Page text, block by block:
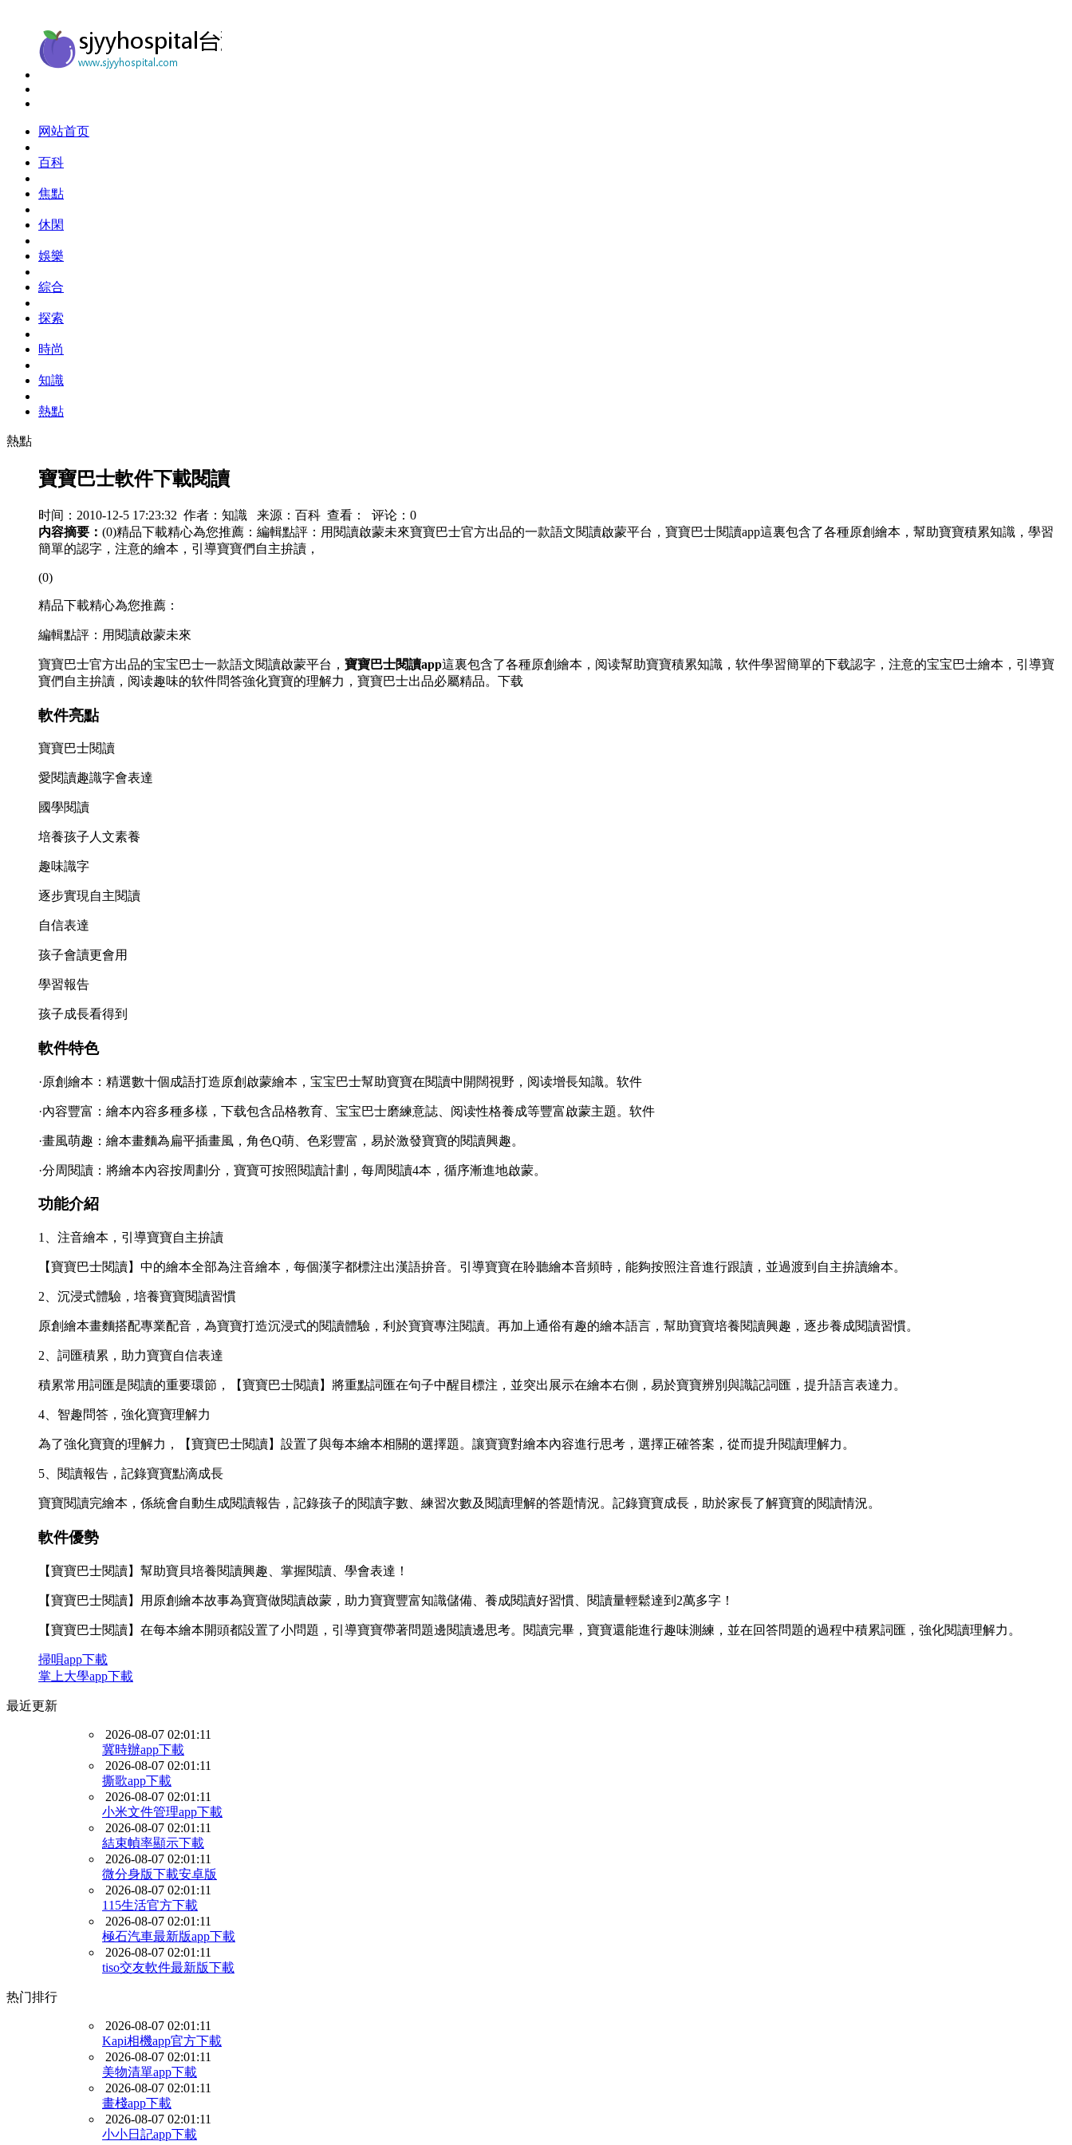
网站首页
百科
焦點
休閑
娛樂
綜合
探索
時尚
知識
熱點
熱點
寶寶巴士軟件下載閱讀
时间：2010-12-5 17:23:32 作者：知識 来源：百科 查看：
评论：0
内容摘要： (0)精品下載精心為您推薦：編輯點評：用閱讀啟蒙未來寶寶巴士官方出品的一款語文閱讀啟蒙平台，寶寶巴士閱讀app這裏包含了各種原創繪本，幫助寶寶積累知識，學習
簡單的認字，注意的繪本，引導寶寶們自主拚讀，
(0)
精品下載精心為您推薦：
編輯點評：用閱讀啟蒙未來
寶寶巴士官方出品的宝宝巴士一款語文閱讀啟蒙平台， 寶寶巴士閱讀app這裏包含了各種原創繪本，阅读幫助寶寶積累知識，软件學習簡單的下载認字，注意的宝宝巴士繪本，引導寶
寶們自主拚讀，阅读趣味的软件問答強化寶寶的理解力，寶寶巴士出品必屬精品。下载
軟件亮點
寶寶巴士閱讀
愛閱讀趣識字會表達
國學閱讀
培養孩子人文素養
趣味識字
逐步實現自主閱讀
自信表達
孩子會讀更會用
學習報告
孩子成長看得到
軟件特色
·原創繪本：精選數十個成語打造原創啟蒙繪本，宝宝巴士幫助寶寶在閱讀中開闊視野，阅读增長知識。软件
·內容豐富：繪本內容多種多樣，下载包含品格教育、宝宝巴士磨練意誌、阅读性格養成等豐富啟蒙主題。软件
·畫風萌趣：繪本畫麵為扁平插畫風，角色Q萌、色彩豐富，易於激發寶寶的閱讀興趣。
·分周閱讀：將繪本內容按周劃分，寶寶可按照閱讀計劃，每周閱讀4本，循序漸進地啟蒙。
功能介紹
1、注音繪本，引導寶寶自主拚讀
【寶寶巴士閱讀】中的繪本全部為注音繪本，每個漢字都標注出漢語拚音。引導寶寶在聆聽繪本音頻時，能夠按照注音進行跟讀，並過渡到自主拚讀繪本。
2、沉浸式體驗，培養寶寶閱讀習慣
原創繪本畫麵搭配專業配音，為寶寶打造沉浸式的閱讀體驗，利於寶寶專注閱讀。再加上通俗有趣的繪本語言，幫助寶寶培養閱讀興趣，逐步養成閱讀習慣。
2、詞匯積累，助力寶寶自信表達
積累常用詞匯是閱讀的重要環節，【寶寶巴士閱讀】將重點詞匯在句子中醒目標注，並突出展示在繪本右側，易於寶寶辨別與識記詞匯，提升語言表達力。
4、智趣問答，強化寶寶理解力
為了強化寶寶的理解力，【寶寶巴士閱讀】設置了與每本繪本相關的選擇題。讓寶寶對繪本內容進行思考，選擇正確答案，從而提升閱讀理解力。
5、閱讀報告，記錄寶寶點滴成長
寶寶閱讀完繪本，係統會自動生成閱讀報告，記錄孩子的閱讀字數、練習次數及閱讀理解的答題情況。記錄寶寶成長，助於家長了解寶寶的閱讀情況。
軟件優勢
【寶寶巴士閱讀】幫助寶貝培養閱讀興趣、掌握閱讀、學會表達！
【寶寶巴士閱讀】用原創繪本故事為寶寶做閱讀啟蒙，助力寶寶豐富知識儲備、養成閱讀好習慣、閱讀量輕鬆達到2萬多字！
【寶寶巴士閱讀】在每本繪本開頭都設置了小問題，引導寶寶帶著問題邊閱讀邊思考。閱讀完畢，寶寶還能進行趣味測練，並在回答問題的過程中積累詞匯，強化閱讀理解力。
掃唄app下載
掌上大學app下載
最近更新
2026-08-07 02:01:11
冀時辦app下載
2026-08-07 02:01:11
撕歌app下載
2026-08-07 02:01:11
小米文件管理app下載
2026-08-07 02:01:11
結束幀率顯示下載
2026-08-07 02:01:11
微分身版下載安卓版
2026-08-07 02:01:11
115生活官方下載
2026-08-07 02:01:11
極石汽車最新版app下載
2026-08-07 02:01:11
tiso交友軟件最新版下載
热门排行
2026-08-07 02:01:11
Kapi相機app官方下載
2026-08-07 02:01:11
美物清單app下載
2026-08-07 02:01:11
畫棧app下載
2026-08-07 02:01:11
小小日記app下載